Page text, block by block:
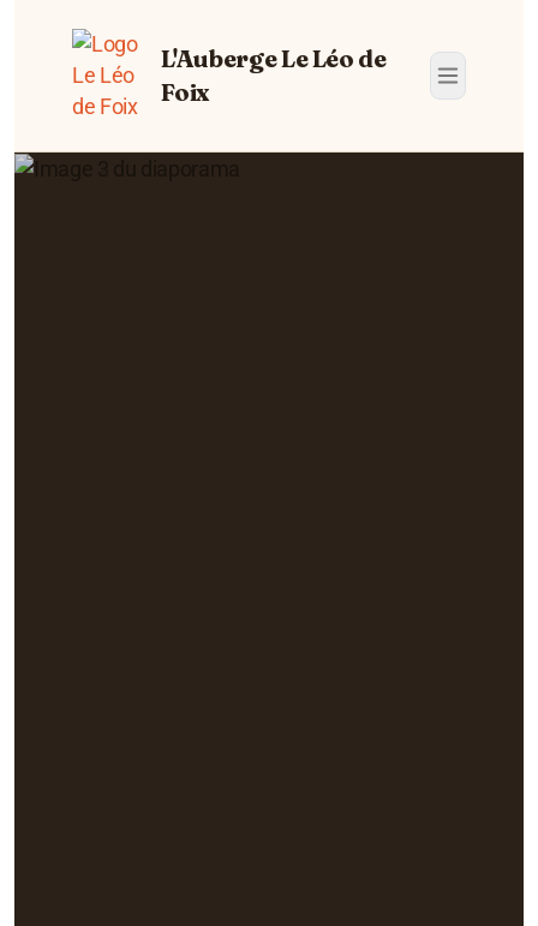
L'Auberge Le Léo de
Foix